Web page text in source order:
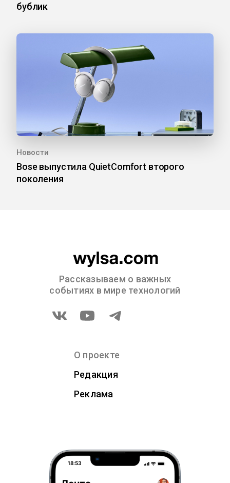
бублик
Новости
Bose выпустила QuietComfort второго
поколения
Рассказываем о важных
событиях в мире технологий
О проекте
Редакция
Реклама
18:53